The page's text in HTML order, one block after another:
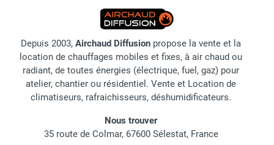
Depuis 2003, Airchaud Diffusion propose la vente et la
location de chauffages mobiles et fixes, à air chaud ou
radiant, de toutes énergies (électrique, fuel, gaz) pour
atelier, chantier ou résidentiel. Vente et Location de
climatiseurs, rafraichisseurs, déshumidificateurs.
Nous trouver
35 route de Colmar, 67600 Sélestat, France